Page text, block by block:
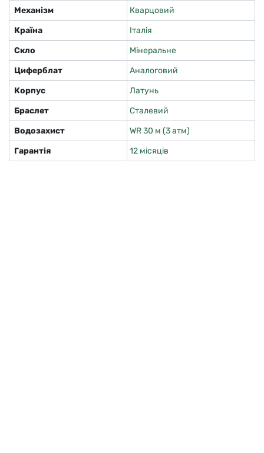
Механізм
Кварцовий
Країна
Італія
Скло
Мінеральне
Циферблат
Аналоговий
Корпус
Латунь
Браслет
Сталевий
Водозахист
WR 30 м (3 атм)
Гарантія
12 місяців